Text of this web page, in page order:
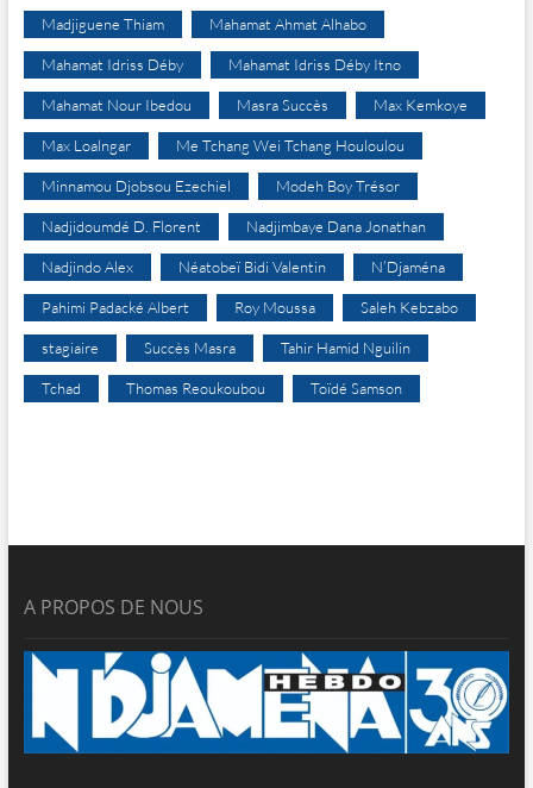
Madjiguene Thiam Mahamat Ahmat Alhabo
Mahamat Idriss Déby Mahamat Idriss Déby Itno
Mahamat Nour Ibedou Masra Succès Max Kemkoye
Max Loalngar Me Tchang Wei Tchang Houloulou
Minnamou Djobsou Ezechiel Modeh Boy Trésor
Nadjidoumdé D. Florent Nadjimbaye Dana Jonathan
Nadjindo Alex Néatobeï Bidi Valentin N’Djaména
Pahimi Padacké Albert Roy Moussa Saleh Kebzabo
stagiaire Succès Masra Tahir Hamid Nguilin
Tchad Thomas Reoukoubou Toïdé Samson
A PROPOS DE NOUS